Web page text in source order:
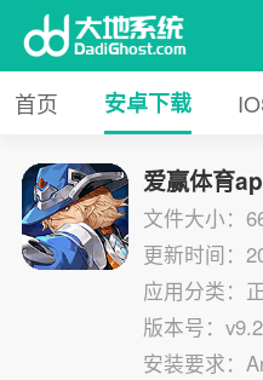
首页 安卓下载
爱赢体育
文件大小：
更新时间：
应用分类：
版本号：
安装要求：